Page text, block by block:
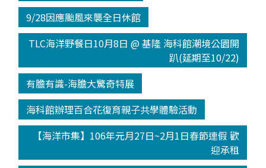
9/28因應颱風來襲全日休館
TLC海洋野餐日10月8日 @ 基隆 海科館潮境公園開
趴(延期至10/22)
有膽有識-海膽大驚奇特展
海科館辦理百合花復育親子共學體驗活動
【海洋市集】106年元月27日~2月1日春節連假 歡
迎承租